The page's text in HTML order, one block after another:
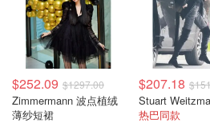
$252.09 $1297.00
Zimmermann 波点植绒
薄纱短裙
$207.18
热巴同款